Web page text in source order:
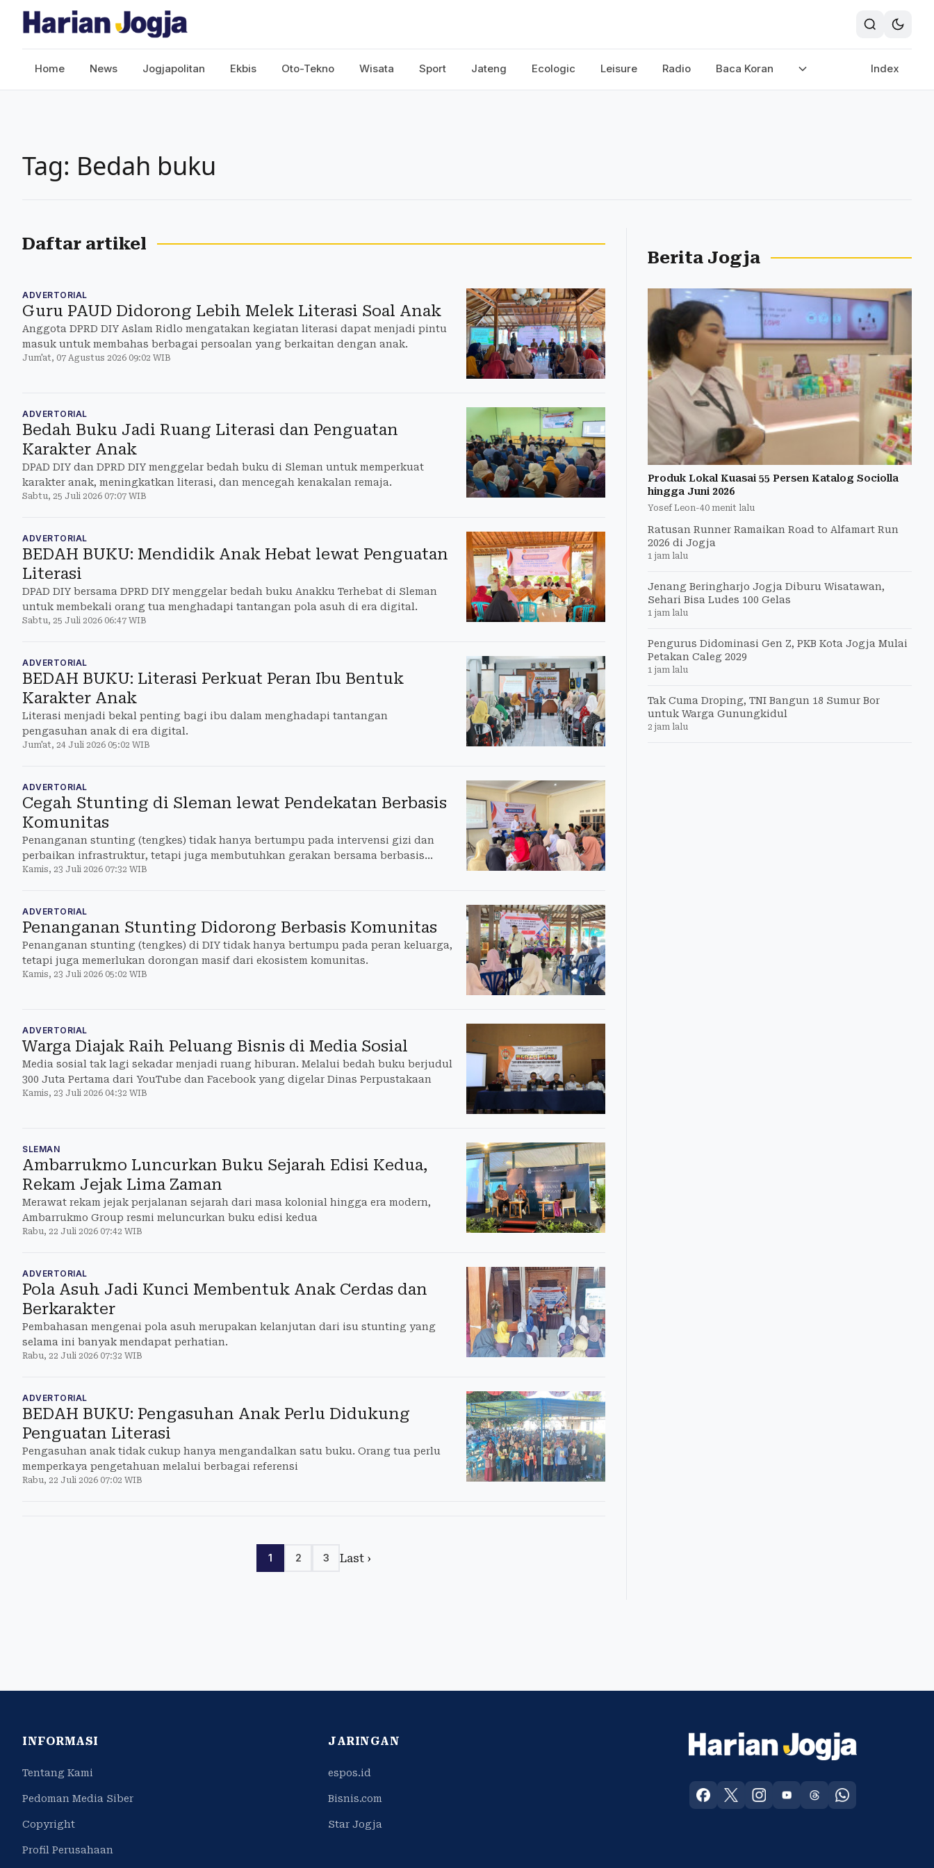
Home News Jogjapolitan Ekbis Oto-Tekno Wisata Sport Jateng Ecologic Leisure Radio Baca Koran Index
Tag: Bedah buku
Daftar artikel
ADVERTORIAL
Guru PAUD Didorong Lebih Melek Literasi Soal Anak
Anggota DPRD DIY Aslam Ridlo mengatakan kegiatan literasi dapat menjadi pintu
masuk untuk membahas berbagai persoalan yang berkaitan dengan anak.
Jum'at, 07 Agustus 2026 09:02 WIB
ADVERTORIAL
Bedah Buku Jadi Ruang Literasi dan Penguatan
Karakter Anak
DPAD DIY dan DPRD DIY menggelar bedah buku di Sleman untuk memperkuat
karakter anak, meningkatkan literasi, dan mencegah kenakalan remaja.
Sabtu, 25 Juli 2026 07:07 WIB
ADVERTORIAL
BEDAH BUKU: Mendidik Anak Hebat lewat Penguatan
Literasi
DPAD DIY bersama DPRD DIY menggelar bedah buku Anakku Terhebat di Sleman
untuk membekali orang tua menghadapi tantangan pola asuh di era digital.
Sabtu, 25 Juli 2026 06:47 WIB
ADVERTORIAL
BEDAH BUKU: Literasi Perkuat Peran Ibu Bentuk
Karakter Anak
Literasi menjadi bekal penting bagi ibu dalam menghadapi tantangan
pengasuhan anak di era digital.
Jum'at, 24 Juli 2026 05:02 WIB
ADVERTORIAL
Cegah Stunting di Sleman lewat Pendekatan Berbasis
Komunitas
Penanganan stunting (tengkes) tidak hanya bertumpu pada intervensi gizi dan
perbaikan infrastruktur, tetapi juga membutuhkan gerakan bersama berbasis
keluarga
Kamis, 23 Juli 2026 07:32 WIB
ADVERTORIAL
Penanganan Stunting Didorong Berbasis Komunitas
Penanganan stunting (tengkes) di DIY tidak hanya bertumpu pada peran keluarga,
tetapi juga memerlukan dorongan masif dari ekosistem komunitas.
Kamis, 23 Juli 2026 05:02 WIB
ADVERTORIAL
Warga Diajak Raih Peluang Bisnis di Media Sosial
Media sosial tak lagi sekadar menjadi ruang hiburan. Melalui bedah buku berjudul
300 Juta Pertama dari YouTube dan Facebook yang digelar Dinas Perpustakaan
Kamis, 23 Juli 2026 04:32 WIB
SLEMAN
Ambarrukmo Luncurkan Buku Sejarah Edisi Kedua,
Rekam Jejak Lima Zaman
Merawat rekam jejak perjalanan sejarah dari masa kolonial hingga era modern,
Ambarrukmo Group resmi meluncurkan buku edisi kedua
Rabu, 22 Juli 2026 07:42 WIB
ADVERTORIAL
Pola Asuh Jadi Kunci Membentuk Anak Cerdas dan
Berkarakter
Pembahasan mengenai pola asuh merupakan kelanjutan dari isu stunting yang
selama ini banyak mendapat perhatian.
Rabu, 22 Juli 2026 07:32 WIB
ADVERTORIAL
BEDAH BUKU: Pengasuhan Anak Perlu Didukung
Penguatan Literasi
Pengasuhan anak tidak cukup hanya mengandalkan satu buku. Orang tua perlu
memperkaya pengetahuan melalui berbagai referensi
Rabu, 22 Juli 2026 07:02 WIB
1 2 3 Last ›
Berita Jogja
Produk Lokal Kuasai 55 Persen Katalog Sociolla
hingga Juni 2026
Yosef Leon-40 menit lalu
Ratusan Runner Ramaikan Road to Alfamart Run
2026 di Jogja
1 jam lalu
Jenang Beringharjo Jogja Diburu Wisatawan,
Sehari Bisa Ludes 100 Gelas
1 jam lalu
Pengurus Didominasi Gen Z, PKB Kota Jogja Mulai
Petakan Caleg 2029
1 jam lalu
Tak Cuma Droping, TNI Bangun 18 Sumur Bor
untuk Warga Gunungkidul
2 jam lalu
INFORMASI
Tentang Kami
Pedoman Media Siber
Copyright
Profil Perusahaan
JARINGAN
espos.id
Bisnis.com
Star Jogja